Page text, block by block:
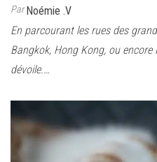
Par Noémie .V
En parcourant les rues des
Bangkok, Hong Kong, ou
dévoile.…